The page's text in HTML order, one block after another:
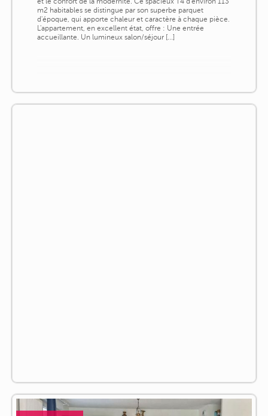
m2 habitables se distingue par son superbe parquet
d'époque, qui apporte chaleur et caractère à chaque pièce.
L'appartement, en excellent état, offre : Une entrée
accueillante. Un lumineux salon/séjour [...]